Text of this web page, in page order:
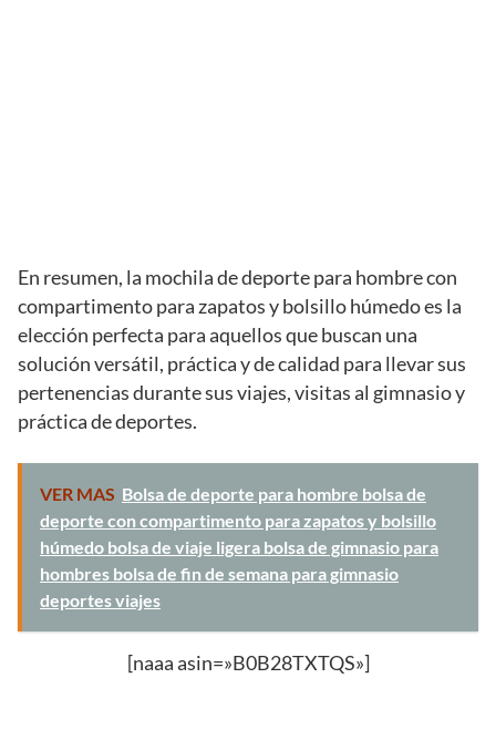
En resumen, la mochila de deporte para hombre con
compartimento para zapatos y bolsillo húmedo es la
elección perfecta para aquellos que buscan una
solución versátil, práctica y de calidad para llevar sus
pertenencias durante sus viajes, visitas al gimnasio y
práctica de deportes.
VER MAS Bolsa de deporte para hombre bolsa de
deporte con compartimento para zapatos y bolsillo
húmedo bolsa de viaje ligera bolsa de gimnasio para
hombres bolsa de fin de semana para gimnasio
deportes viajes
[naaa asin=»B0B28TXTQS»]